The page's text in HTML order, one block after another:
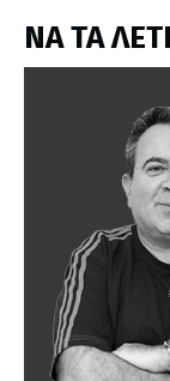
ΝΑ ΤΑ